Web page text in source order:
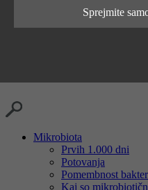
Mikrobiota
Prvih 1.000 dni
Potovanja
Pomembnost
Kaj so
Ta piškotek
nastavitev
LinkedIn
namen Tracking the
Sprejmite